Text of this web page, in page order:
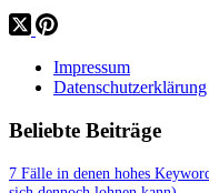
Impressum
Datenschutzerklärung
Beliebte Beiträge
7 Fälle in denen hohes